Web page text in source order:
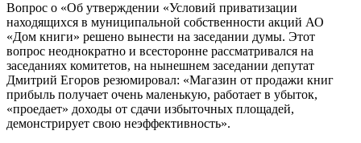
Вопрос о «Об утверждении «Условий приватизации
находящихся в муниципальной собственности акций АО
«Дом книги» решено вынести на заседании думы. Этот
вопрос неоднократно и всесторонне рассматривался на
заседаниях комитетов, на нынешнем заседании депутат
Дмитрий Егоров резюмировал: «Магазин от продажи книг
прибыль получает очень маленькую, работает в убыток,
«проедает» доходы от сдачи избыточных площадей,
демонстрирует свою неэффективность».